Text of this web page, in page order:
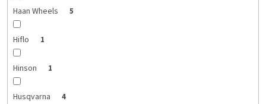
Haan Wheels 5
Hiflo 1
Hinson 1
Husqvarna 4